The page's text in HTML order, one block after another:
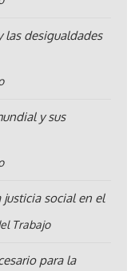
las desigualdades
y sus
justicia social en el
Trabajo
para la